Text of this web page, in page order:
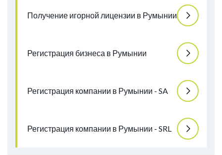
Получение игорной лицензии в Румынии
Регистрация бизнеса в Румынии
Регистрация компании в Румынии - SA
Регистрация компании в Румынии - SRL